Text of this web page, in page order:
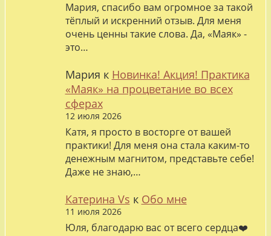
Мария, спасибо вам огромное за такой
тёплый и искренний отзыв. Для меня
очень ценны такие слова. Да, «Маяк» -
это…
Мария к Новинка! Акция! Практика
«Маяк» на процветание во всех
сферах
12 июля 2026
Катя, я просто в восторге от вашей
практики! Для меня она стала каким-то
денежным магнитом, представьте себе!
Даже не знаю,…
Катерина Vs к Обо мне
11 июля 2026
Юля, благодарю вас от всего сердца❤️